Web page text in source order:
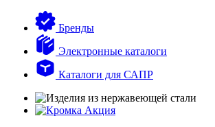
Бренды
Электронные каталоги
Каталоги для САПР